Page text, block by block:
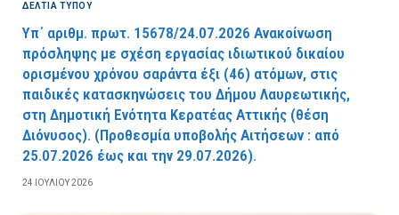
ΔΕΛΤΙΑ ΤΥΠΟΥ
Υπ΄ αριθμ. πρωτ. 15678/24.07.2026 Ανακοίνωση
πρόσληψης με σχέση εργασίας ιδιωτικού δικαίου
ορισμένου χρόνου σαράντα έξι (46) ατόμων, στις
παιδικές κατασκηνώσεις του Δήμου Λαυρεωτικής,
στη Δημοτική Ενότητα Κερατέας Αττικής (θέση
Διόνυσος). (Προθεσμία υποβολής Αιτήσεων : από
25.07.2026 έως και την 29.07.2026).
24 ΙΟΥΛΊΟΥ 2026